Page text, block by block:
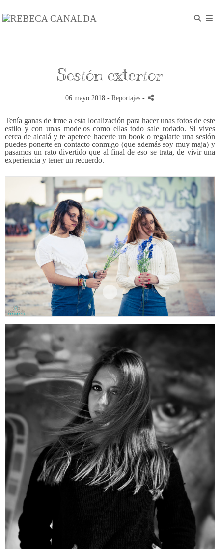
Sesión exterior
06 mayo 2018 - Reportajes -
Tenía ganas de irme a esta localización para hacer unas fotos de este
estilo y con unas modelos como ellas todo sale rodado. Si vives
cerca de alcalá y te apetece hacerte un book o regalarte una sesión
puedes ponerte en contacto conmigo (que además soy muy maja) y
pasamos un rato divertido que al final de eso se trata, de vivir una
experiencia y tener un recuerdo.